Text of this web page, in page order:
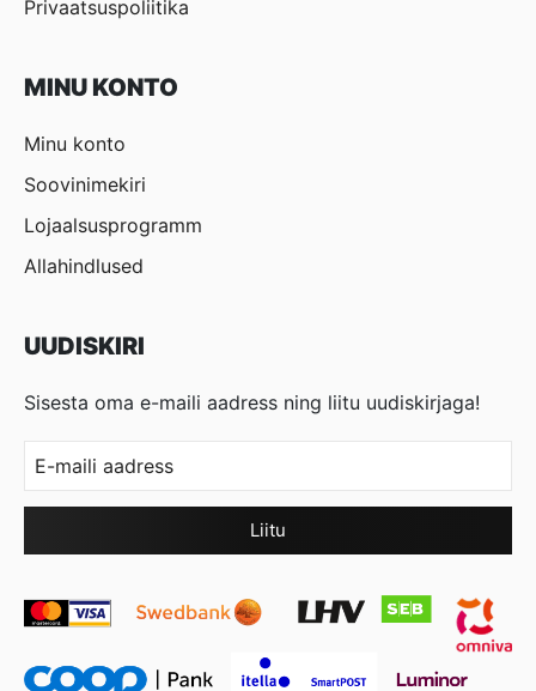
Privaatsuspoliitika
MINU KONTO
Minu konto
Soovinimekiri
Lojaalsusprogramm
Allahindlused
UUDISKIRI
Sisesta oma e-maili aadress ning liitu uudiskirjaga!